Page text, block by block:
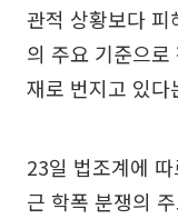
관적 상황보다
의 주요 기준으
재로 번지고 있
23일 법조계에
근 학폭 분쟁의